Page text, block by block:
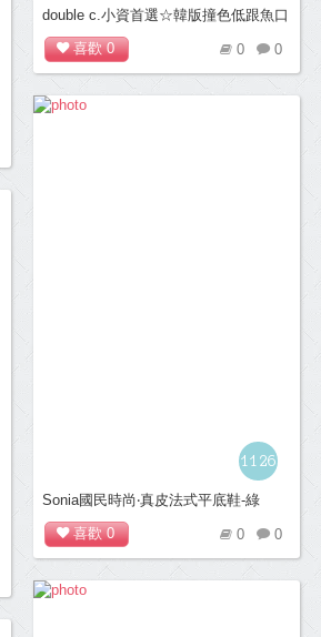
double c.小資首選☆韓版撞色低跟魚口
鞋-自信黑
喜歡0 0
0
1126
Sonia國民時尚‧真皮法式平底鞋-綠
喜歡0 0
0